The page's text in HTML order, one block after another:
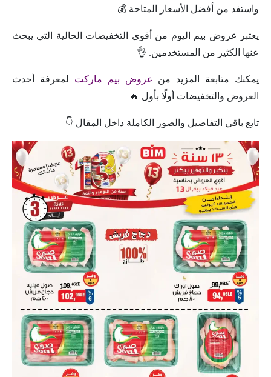
واستفد من أفضل الأسعار المتاحة 💰
يعتبر عروض بيم اليوم من أقوى التخفيضات الحالية التي يبحث
عنها الكثير من المستخدمين. 👌
يمكنك متابعة المزيد من عروض بيم ماركت لمعرفة أحدث
العروض والتخفيضات أولًا بأول 🔥
تابع باقي التفاصيل والصور الكاملة داخل المقال 👇